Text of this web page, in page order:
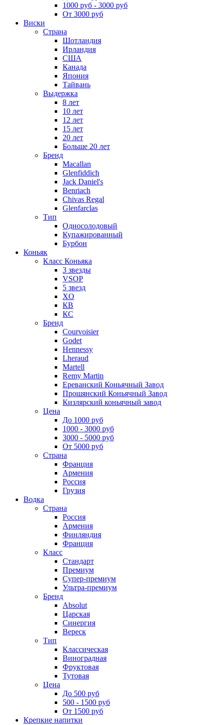
1000 руб - 3000 руб
От 3000 руб
Виски
Страна
Шотландия
Ирландия
США
Канада
Япония
Тайвань
Выдержка
8 лет
10 лет
12 лет
15 лет
20 лет
Больше 20 лет
Бренд
Macallan
Glenfiddich
Jack Daniel's
Benriach
Chivas Regal
Glenfarclas
Тип
Односолодовый
Купажированный
Бурбон
Коньяк
Класс Коньяка
3 звезды
VSOP
5 звезд
XO
КВ
КС
Бренд
Courvoisier
Godet
Hennessy
Lheraud
Martell
Remy Martin
Ереванский Коньячный Завод
Прошянский Коньячный Завод
Кизлярский коньячный завод
Цена
До 1000 руб
1000 - 3000 руб
3000 - 5000 руб
От 5000 руб
Страна
Франция
Армения
Россия
Грузия
Водка
Страна
Россия
Армения
Финляндия
Франция
Класс
Стандарт
Премиум
Супер-премиум
Ультра-премиум
Бренд
Absolut
Царская
Синергия
Вереск
Тип
Классическая
Виноградная
Фруктовая
Тутовая
Цена
До 500 руб
500 - 1500 руб
От 1500 руб
Крепкие напитки